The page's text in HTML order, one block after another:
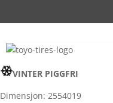
VINTER PIGGFRI
Dimensjon: 2554019